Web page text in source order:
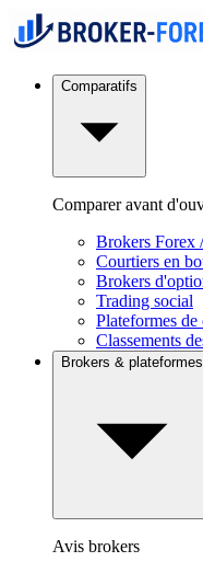
Comparatifs
Comparer avant
Brokers Forex
Courtiers en
Brokers
Trading social
Plateformes
Classements
Brokers & plateformes
Avis brokers